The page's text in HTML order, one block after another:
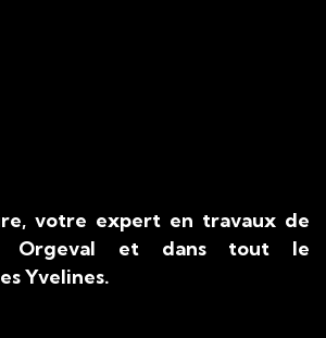
votre expert en travaux de
Orgeval et dans tout le
Yvelines.